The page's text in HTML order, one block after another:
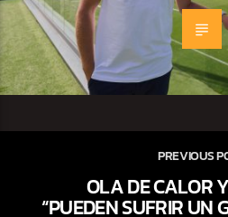
PREVIOUS
OLA DE CALOR
“PUEDEN SUFRIR UN